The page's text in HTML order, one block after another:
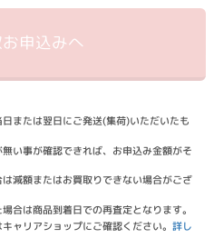
お申込みへ
または翌日にご発送(集荷)いただいたも
い事が確認できれば、お申込み金額がそ
減額またはお買取りできない場合がござ
合は商品到着日での再査定となります。
ャリアショップにご確認ください。詳し